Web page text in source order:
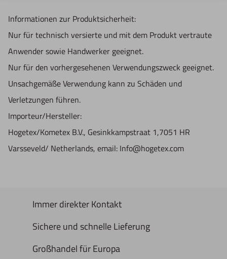
Informationen zur Produktsicherheit:
Nur für technisch versierte und mit dem Produkt vertraute
Anwender sowie Handwerker geeignet.
Nur für den vorhergesehenen Verwendungszweck geeignet.
Unsachgemäße Verwendung kann zu Schäden und
Verletzungen führen.
Importeur/Hersteller:
Hogetex/Kometex B.V., Gesinkkampstraat 1,7051 HR
Varsseveld/ Netherlands, email: Info@hogetex.com
Immer direkter Kontakt
Sichere und schnelle Lieferung
Großhandel für Europa